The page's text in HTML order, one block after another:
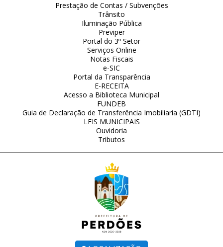
Prestação de Contas / Subvenções
Trânsito
Iluminação Pública
Previper
Portal do 3º Setor
Serviços Online
Notas Fiscais
e-SIC
Portal da Transparência
E-RECEITA
Acesso a Biblioteca Municipal
FUNDEB
Guia de Declaração de Transferência Imobiliaria (GDTI)
LEIS MUNICIPAIS
Ouvidoria
Tributos